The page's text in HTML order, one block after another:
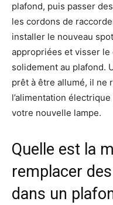
plafond, puis passer
les cordons de
installer le nouveau
appropriées et visser
solidement au plafond.
prêt à être allumé, il ne
l’alimentation
votre nouvelle lampe.
Quelle est la
remplacer
dans un